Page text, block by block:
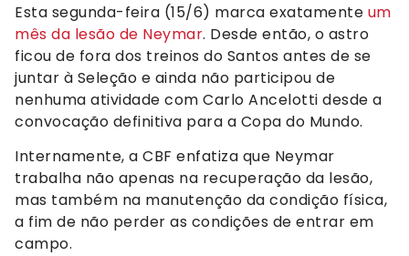
Esta segunda-feira (15/6) marca exatamente um
mês da lesão de Neymar. Desde então, o astro
ficou de fora dos treinos do Santos antes de se
juntar à Seleção e ainda não participou de
nenhuma atividade com Carlo Ancelotti desde a
convocação definitiva para a Copa do Mundo.
Internamente, a CBF enfatiza que Neymar
trabalha não apenas na recuperação da lesão,
mas também na manutenção da condição física,
a fim de não perder as condições de entrar em
campo.